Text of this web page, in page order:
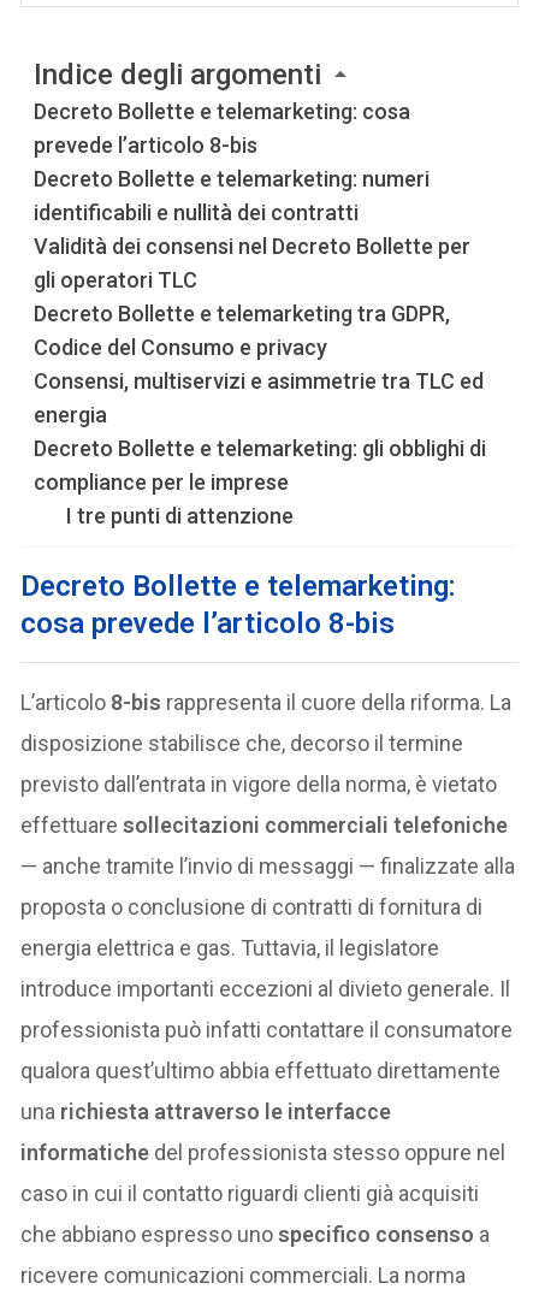
Indice degli argomenti
Decreto Bollette e telemarketing: cosa
prevede l’articolo 8-bis
Decreto Bollette e telemarketing: numeri
identificabili e nullità dei contratti
Validità dei consensi nel Decreto Bollette per
gli operatori TLC
Decreto Bollette e telemarketing tra GDPR,
Codice del Consumo e privacy
Consensi, multiservizi e asimmetrie tra TLC ed
energia
Decreto Bollette e telemarketing: gli obblighi di
compliance per le imprese
I tre punti di attenzione
Decreto Bollette e telemarketing:
cosa prevede l’articolo 8-bis
L’articolo 8-bis rappresenta il cuore della riforma. La
disposizione stabilisce che, decorso il termine
previsto dall’entrata in vigore della norma, è vietato
effettuaresollecitazioni commerciali telefoniche
— anche tramite l’invio di messaggi — finalizzate alla
proposta o conclusione di contratti di fornitura di
energia elettrica e gas. Tuttavia, il legislatore
introduce importanti eccezioni al divieto generale. Il
professionista può infatti contattare il consumatore
qualora quest’ultimo abbia effettuato direttamente
una richiesta attraverso le interfacce
informatiche del professionista stesso oppure nel
caso in cui il contatto riguardi clienti già acquisiti
che abbiano espresso unospecifico consenso a
ricevere comunicazioni commerciali. La norma